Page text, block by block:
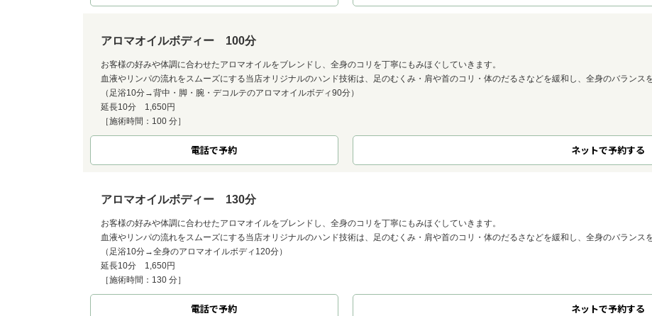
アロマオイルボディー 100分
お客様の好みや体調に合わせたアロマオイルをブレンドし、全身のコリを丁寧にもみほぐしていきます。
血液やリンパの流れをスムーズにする当店オリジナルのハンド技術は、足のむくみ・肩や首のコリ・体のだるさなどを緩和し、全身のバランスを
（足浴10分→背中・脚・腕・デコルテのアロマオイルボディ90分）
延長10分 1,650円
［施術時間：100 分］
電話で予約 ネットで予約する
アロマオイルボディー 130分
お客様の好みや体調に合わせたアロマオイルをブレンドし、全身のコリを丁寧にもみほぐしていきます。
血液やリンパの流れをスムーズにする当店オリジナルのハンド技術は、足のむくみ・肩や首のコリ・体のだるさなどを緩和し、全身のバランスを
（足浴10分→全身のアロマオイルボディ120分）
延長10分 1,650円
［施術時間：130 分］
電話で予約 ネットで予約する